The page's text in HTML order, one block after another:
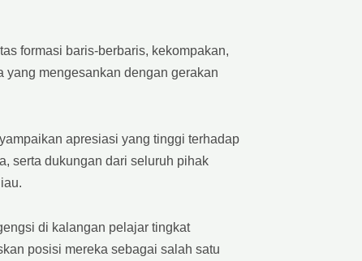
formasi baris-berbaris, kekompakan,
mengesankan dengan gerakan
apresiasi yang tinggi terhadap
serta dukungan dari seluruh pihak
di kalangan pelajar tingkat
posisi mereka sebagai salah satu